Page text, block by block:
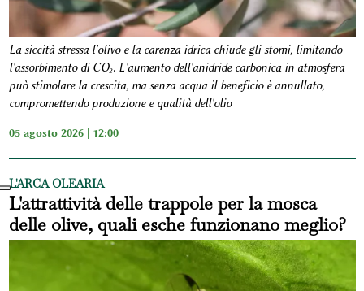
La siccità stressa l'olivo e la carenza idrica chiude gli stomi, limitando
l'assorbimento di CO₂. L'aumento dell'anidride carbonica in atmosfera
può stimolare la crescita, ma senza acqua il beneficio è annullato,
compromettendo produzione e qualità dell'olio
05 agosto 2026 | 12:00
L'ARCA OLEARIA
L'attrattività delle trappole per la mosca
delle olive, quali esche funzionano meglio?